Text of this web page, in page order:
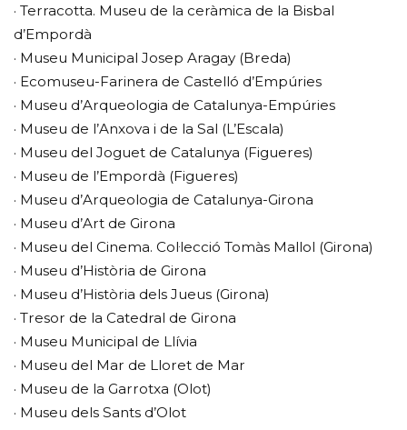
· Terracotta. Museu de la ceràmica de la Bisbal
d’Empordà
· Museu Municipal Josep Aragay (Breda)
· Ecomuseu-Farinera de Castelló d’Empúries
· Museu d’Arqueologia de Catalunya-Empúries
· Museu de l’Anxova i de la Sal (L’Escala)
· Museu del Joguet de Catalunya (Figueres)
· Museu de l’Empordà (Figueres)
· Museu d’Arqueologia de Catalunya-Girona
· Museu d’Art de Girona
· Museu del Cinema. Col·lecció Tomàs Mallol (Girona)
· Museu d’Història de Girona
· Museu d’Història dels Jueus (Girona)
· Tresor de la Catedral de Girona
· Museu Municipal de Llívia
· Museu del Mar de Lloret de Mar
· Museu de la Garrotxa (Olot)
· Museu dels Sants d’Olot